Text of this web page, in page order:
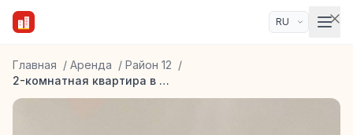
Главная / Аренда / Район 12 /
2-комнатная квартира в ЖК Glory Heights